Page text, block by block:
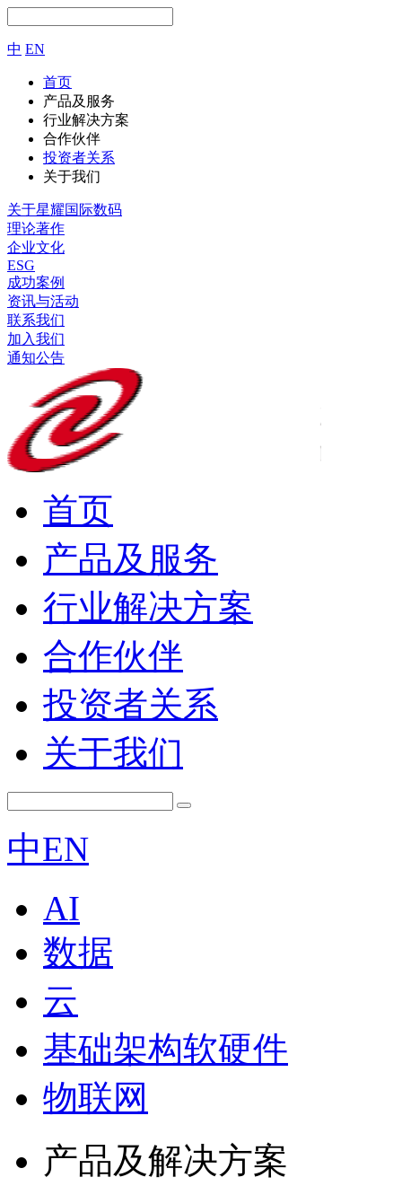
中 EN
首页
产品及服务
行业解决方案
合作伙伴
投资者关系
关于我们
关于星耀国际数码
理论著作
企业文化
ESG
成功案例
资讯与活动
联系我们
加入我们
通知公告
首页
产品及服务
行业解决方案
合作伙伴
投资者关系
关于我们
中EN
AI
数据
云
基础架构软硬件
物联网
产品及解决方案